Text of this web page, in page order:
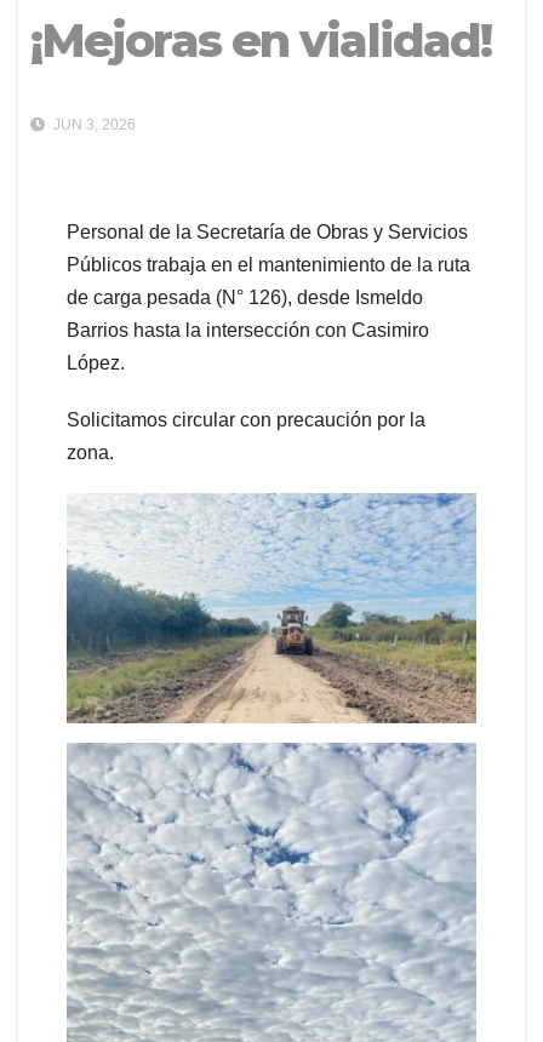
¡Mejoras en vialidad!
JUN 3, 2026
Personal de la Secretaría de Obras y Servicios
Públicos trabaja en el mantenimiento de la ruta
de carga pesada (N° 126), desde Ismeldo
Barrios hasta la intersección con Casimiro
López.
Solicitamos circular con precaución por la
zona.